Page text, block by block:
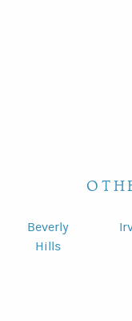
Beverly
Hills